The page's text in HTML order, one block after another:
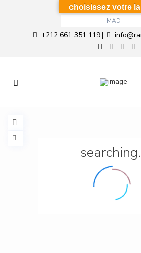
MAD
+212 661 351 119|
choisissez votre